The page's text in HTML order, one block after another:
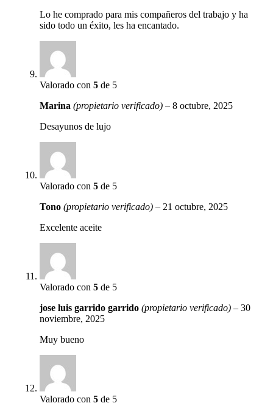
Lo he comprado para mis compañeros del trabajo y ha
sido todo un éxito, les ha encantado.
Valorado con5 de 5
Marina(propietario verificado) – 8 octubre, 2025
Desayunos de lujo
Valorado con5 de 5
Tono(propietario verificado) – 21 octubre, 2025
Excelente aceite
Valorado con5 de 5
jose luis garrido garrido(propietario verificado) – 30
noviembre, 2025
Muy bueno
Valorado con5 de 5